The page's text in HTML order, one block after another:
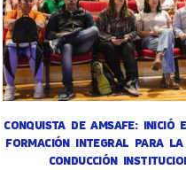
CONQUISTA DE AMSAFE: INICIÓ
FORMACIÓN INTEGRAL PARA
CONDUCCIÓN